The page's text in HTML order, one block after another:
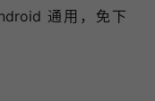
通用，免下